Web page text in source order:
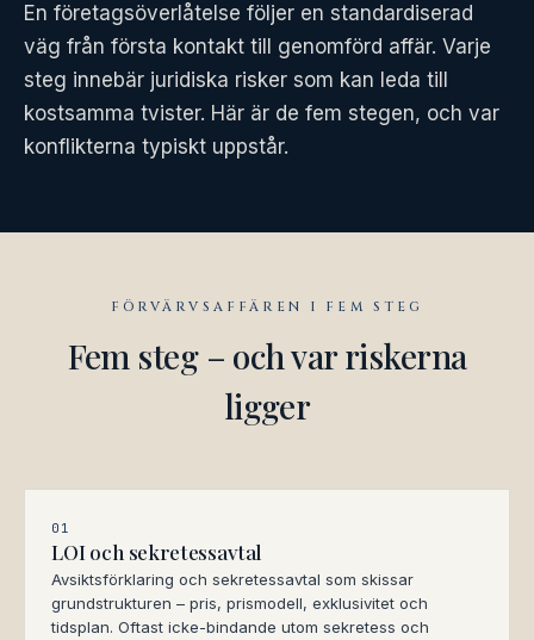
En företagsöverlåtelse följer en standardiserad
väg från första kontakt till genomförd affär. Varje
steg innebär juridiska risker som kan leda till
kostsamma tvister. Här är de fem stegen, och var
konflikterna typiskt uppstår.
FÖRVÄRVSAFFÄREN I FEM STEG
Fem steg – och var riskerna
ligger
01
LOI och sekretessavtal
Avsiktsförklaring och sekretessavtal som skissar
grundstrukturen – pris, prismodell, exklusivitet och
tidsplan. Oftast icke-bindande utom sekretess och